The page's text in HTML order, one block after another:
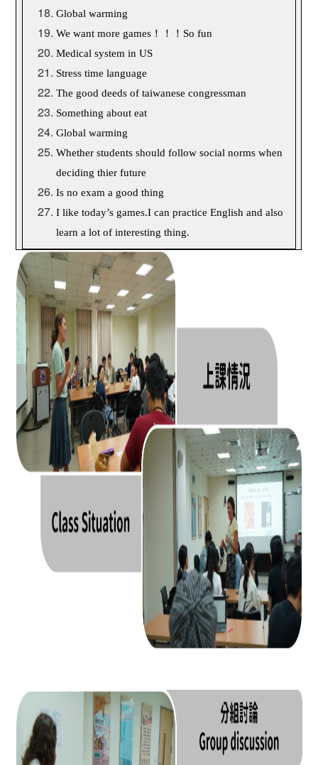
Global warming
We want more games ！！！ So fun
Medical system in US
Stress time language
The good deeds of taiwanese congressman
Something about eat
Global warming
Whether students should follow social norms when
deciding thier future
Is no exam a good thing
I like today’s games.I can practice English and also
learn a lot of interesting thing.